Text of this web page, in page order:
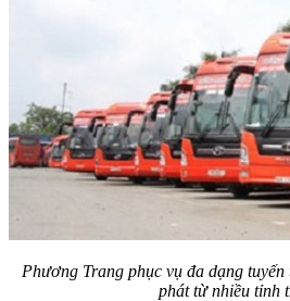
Phương Trang phục vụ đa dạng
phát từ nhiều tỉnh